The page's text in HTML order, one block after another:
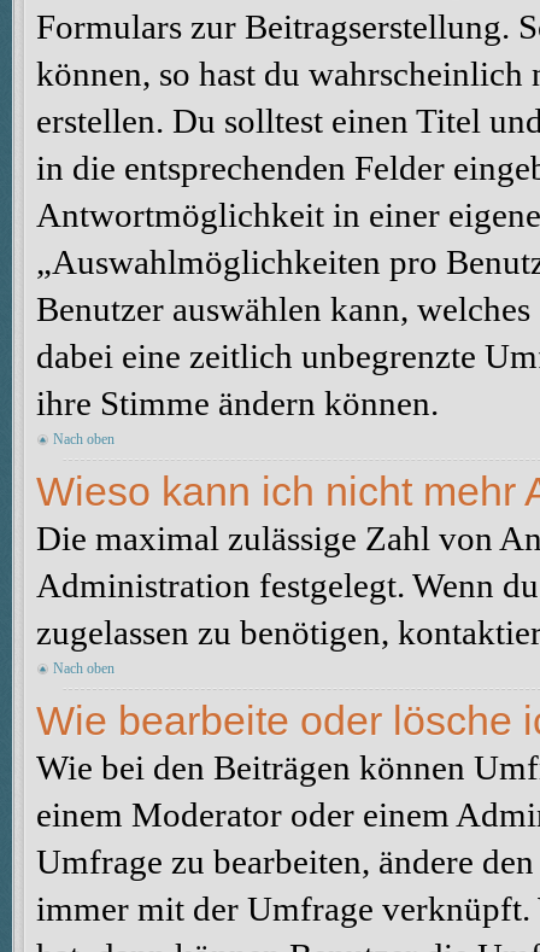
Formulars zur Beitragserstellung.
können, so hast du
erstellen. Du solltest einen Titel
in die entsprechenden Felder
Antwortmöglichkeit in einer
„Auswahlmöglichkeiten pro
Benutzer auswählen kann,
dabei eine zeitlich unbegrenzte
ihre Stimme ändern können.
Nach oben
Wieso kann ich nicht mehr
Die maximal zulässige Zahl von
Administration festgelegt. Wenn
zugelassen zu benötigen,
Nach oben
Wie bearbeite oder lösche
Wie bei den Beiträgen können
einem Moderator oder einem
Umfrage zu bearbeiten, ändere
immer mit der Umfrage verknüpft.